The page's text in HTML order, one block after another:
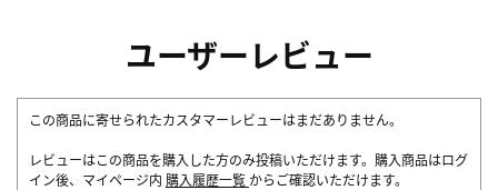
ユーザーレビュー
この商品に寄せられたカスタマーレビューはまだありません。
レビューはこの商品を購入した方のみ投稿いただけます。購入商品はログ
イン後、マイページ内 購入履歴一覧 からご確認いただけます。